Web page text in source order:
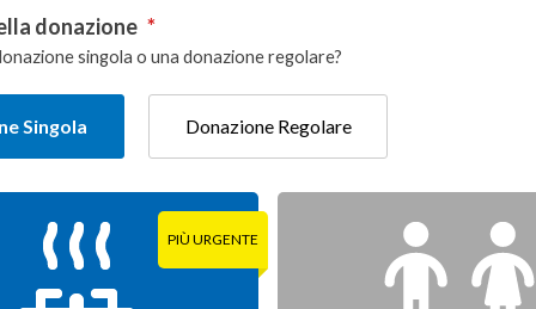
donazione *
singola o una donazione regolare?
Singola Donazione Regolare